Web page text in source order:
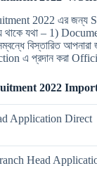
2022 এর জন্য
থাকে যথা – 1)
বিস্তারিত আপনারা
এ প্রদান করা
2022
Application Direct
Head